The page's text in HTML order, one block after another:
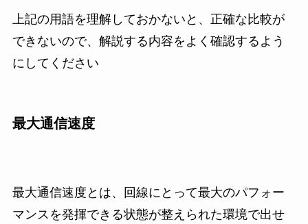
上記の用語を理解しておかないと、正確な比較が
できないので、解説する内容をよく確認するよう
にしてください
最大通信速度
最大通信速度とは、回線にとって最大のパフォー
マンスを発揮できる状態が整えられた環境で出せ